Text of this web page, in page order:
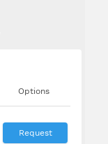
Options
Request